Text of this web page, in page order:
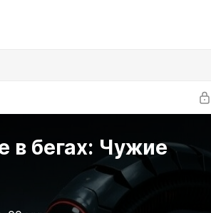
в бегах: Чужие